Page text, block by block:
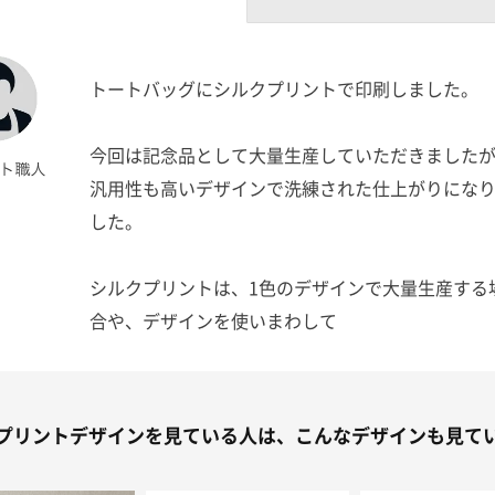
トートバッグにシルクプリントで印刷しました。
今回は記念品として大量生産していただきましたが
汎用性も高いデザインで洗練された仕上がりにな
した。
シルクプリントは、1色のデザインで大量生産する
合や、デザインを使いまわして
だきたいです。
リントデザインを見ている人は、こんなデザインも見て